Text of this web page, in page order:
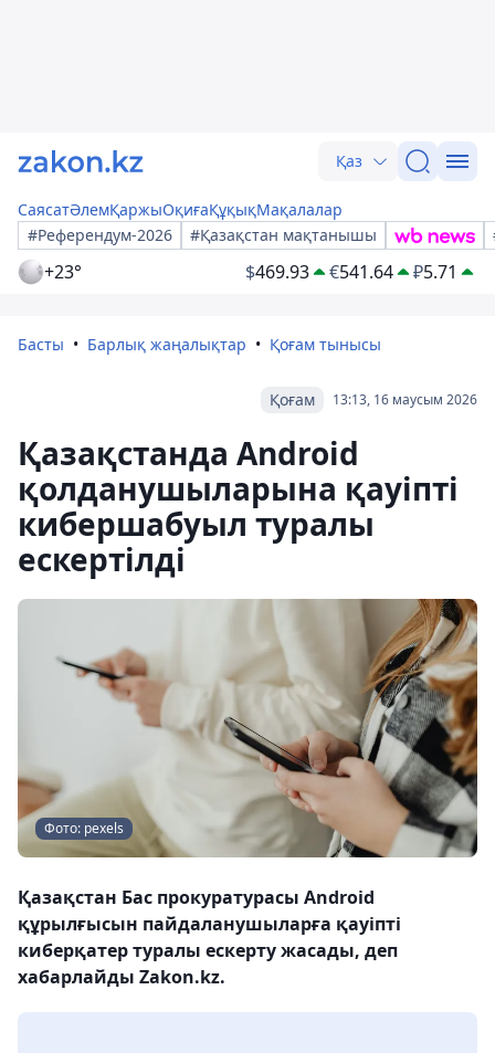
Қаз
СаясатӘлемҚаржыОқиғаҚұқықМақалалар
#Референдум-2026
#Қазақстан мақтанышы
+23° $469.93 €541.64 ₽5.71
Басты Барлық жаңалықтар Қоғам тынысы
13:13, 16 маусым 2026
Қоғам
Қазақстанда Android
қолданушыларына қауіпті
кибершабуыл туралы
ескертілді
Фото: pexels
Қазақстан Бас прокуратурасы Android
құрылғысын пайдаланушыларға қауіпті
киберқатер туралы ескерту жасады, деп
хабарлайды Zakon.kz.